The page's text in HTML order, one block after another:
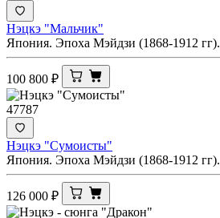
Нэцкэ "Мальчик"
Япония. Эпоха Мэйдзи (1868-1912 гг).
100 800 ₽
47787
Нэцкэ "Сумоисты"
Япония. Эпоха Мэйдзи (1868-1912 гг).
126 000 ₽